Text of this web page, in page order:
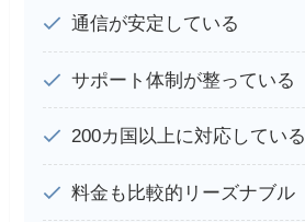
通信が安定している
サポート体制が整っている
200カ国以上に対応している
料金も比較的リーズナブル